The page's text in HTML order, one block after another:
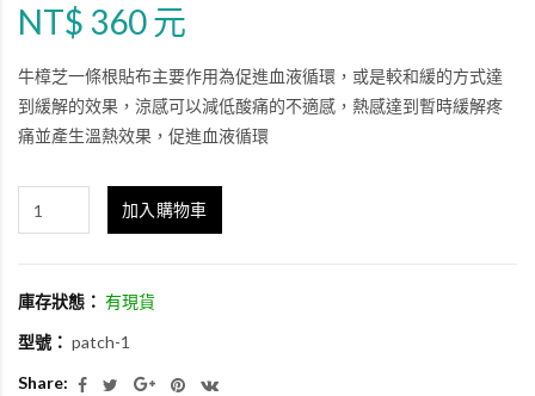
NT$ 360 元
牛樟芝一條根貼布主要作用為促進血液循環，或是較和緩的方式達
到緩解的效果，涼感可以減低酸痛的不適感，熱感達到暫時緩解疼
痛並產生溫熱效果，促進血液循環
加入購物車
庫存狀態： 有現貨
型號： patch-1
Share: